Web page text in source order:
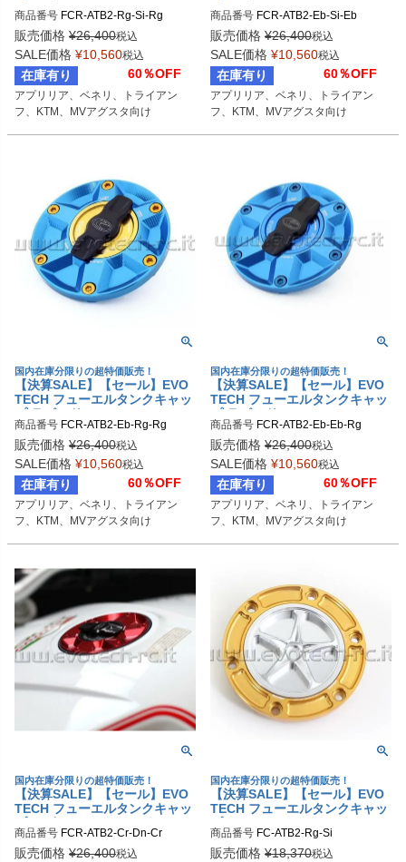
I/TRIUMPH/KTM/MV AGUSTA
商品番号 FCR-ATB2-Rg-Si-Rg
販売価格 ¥26,400税込
SALE価格 ¥10,560税込
在庫有り 60％OFF
アプリリア、ベネリ、トライアン
フ、KTM、MVアグスタ向け
I/TRIUMPH/KTM/MV AGUSTA
商品番号 FCR-ATB2-Eb-Si-Eb
販売価格 ¥26,400税込
SALE価格 ¥10,560税込
在庫有り 60％OFF
アプリリア、ベネリ、トライアン
フ、KTM、MVアグスタ向け
国内在庫分限りの超特価販売！
【決算SALE】【セール】EVO
TECH フューエルタンクキャッ
プ ラピッド APRILIA/BENELL
I/TRIUMPH/KTM/MV AGUSTA
商品番号 FCR-ATB2-Eb-Rg-Rg
販売価格 ¥26,400税込
SALE価格 ¥10,560税込
在庫有り 60％OFF
アプリリア、ベネリ、トライアン
フ、KTM、MVアグスタ向け
国内在庫分限りの超特価販売！
【決算SALE】【セール】EVO
TECH フューエルタンクキャッ
プ ラピッド APRILIA/BENELL
I/TRIUMPH/KTM/MV AGUSTA
商品番号 FCR-ATB2-Eb-Eb-Rg
販売価格 ¥26,400税込
SALE価格 ¥10,560税込
在庫有り 60％OFF
アプリリア、ベネリ、トライアン
フ、KTM、MVアグスタ向け
国内在庫分限りの超特価販売！
【決算SALE】【セール】EVO
TECH フューエルタンクキャッ
I/TRIUMPH/KTM/MV AGUSTA
商品番号 FCR-ATB2-Cr-Dn-Cr
販売価格 ¥26,400税込
国内在庫分限りの超特価販売！
【決算SALE】【セール】EVO
TECH フューエルタンクキャッ
LI/KTM/MV AGUSTA 6穴汎用
商品番号 FC-ATB2-Rg-Si
販売価格 ¥18,370税込